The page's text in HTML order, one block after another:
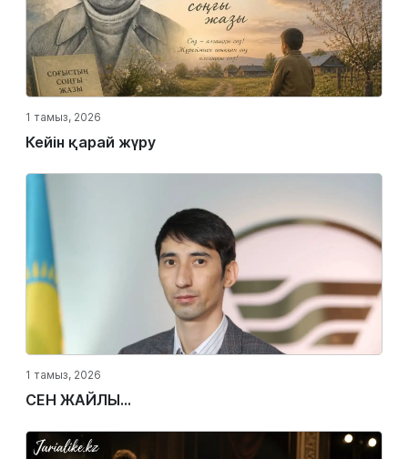
1 тамыз, 2026
Кейін қарай жүру
1 тамыз, 2026
СЕН ЖАЙЛЫ...